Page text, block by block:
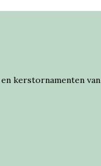
kerstornamenten van